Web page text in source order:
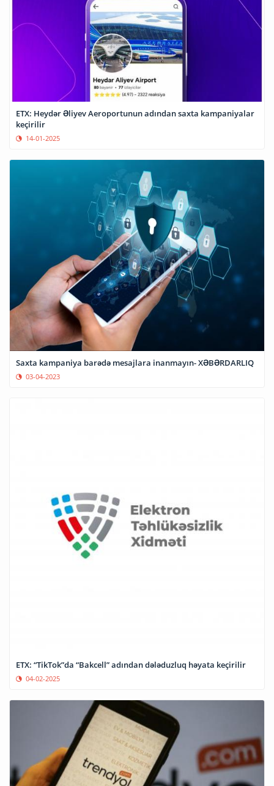
ETX: Heydər Əliyev Aeroportunun adından saxta kampaniyalar
keçirilir
14-01-2025
Saxta kampaniya barədə mesajlara inanmayın- XƏBƏRDARLIQ
03-04-2023
ETX: “TikTok”da “Bakcell” adından dələduzluq həyata keçirilir
04-02-2025